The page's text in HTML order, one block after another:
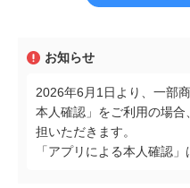
お知らせ
2026年6月1日より、一部
本人確認」をご利用の場
担いただきます。
「アプリによる本人確認